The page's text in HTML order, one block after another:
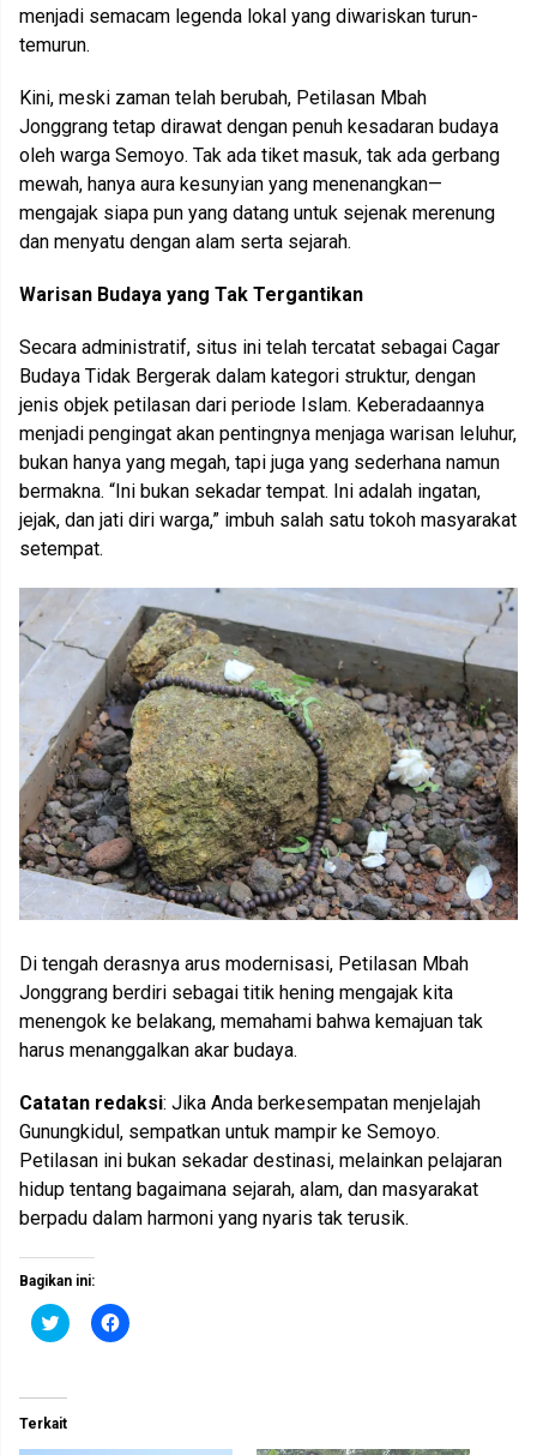
menjadi semacam legenda lokal yang diwariskan turun-
temurun.
Kini, meski zaman telah berubah, Petilasan Mbah
Jonggrang tetap dirawat dengan penuh kesadaran budaya
oleh warga Semoyo. Tak ada tiket masuk, tak ada gerbang
mewah, hanya aura kesunyian yang menenangkan—
mengajak siapa pun yang datang untuk sejenak merenung
dan menyatu dengan alam serta sejarah.
Warisan Budaya yang Tak Tergantikan
Secara administratif, situs ini telah tercatat sebagai Cagar
Budaya Tidak Bergerak dalam kategori struktur, dengan
jenis objek petilasan dari periode Islam. Keberadaannya
menjadi pengingat akan pentingnya menjaga warisan leluhur,
bukan hanya yang megah, tapi juga yang sederhana namun
bermakna. “Ini bukan sekadar tempat. Ini adalah ingatan,
jejak, dan jati diri warga,” imbuh salah satu tokoh masyarakat
setempat.
Di tengah derasnya arus modernisasi, Petilasan Mbah
Jonggrang berdiri sebagai titik hening mengajak kita
menengok ke belakang, memahami bahwa kemajuan tak
harus menanggalkan akar budaya.
Catatan redaksi: Jika Anda berkesempatan menjelajah
Gunungkidul, sempatkan untuk mampir ke Semoyo.
Petilasan ini bukan sekadar destinasi, melainkan pelajaran
hidup tentang bagaimana sejarah, alam, dan masyarakat
berpadu dalam harmoni yang nyaris tak terusik.
Bagikan ini:
K
l
n
t
u
k
K
l
k
Terkait